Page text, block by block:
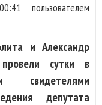
пользователем
и Александр
сутки в
свидетелями
депутата